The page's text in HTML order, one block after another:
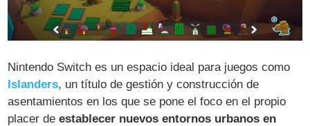
Nintendo Switch es un espacio ideal para juegos como
Islanders, un título de gestión y construcción de
asentamientos en los que se pone el foco en el propio
placer deestablecer nuevos entornos urbanos en